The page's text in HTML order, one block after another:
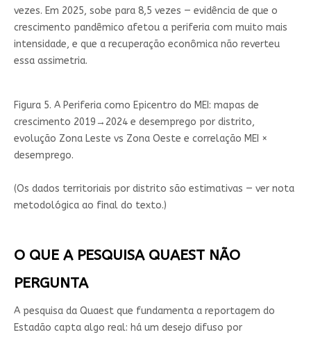
vezes. Em 2025, sobe para 8,5 vezes — evidência de que o
crescimento pandêmico afetou a periferia com muito mais
intensidade, e que a recuperação econômica não reverteu
essa assimetria.
Figura 5. A Periferia como Epicentro do MEI: mapas de
crescimento 2019→2024 e desemprego por distrito,
evolução Zona Leste vs Zona Oeste e correlação MEI ×
desemprego.
(Os dados territoriais por distrito são estimativas — ver nota
metodológica ao final do texto.)
O QUE A PESQUISA QUAEST NÃO
PERGUNTA
A pesquisa da Quaest que fundamenta a reportagem do
Estadão capta algo real: há um desejo difuso por